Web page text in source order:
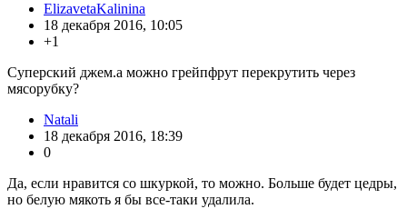
ElizavetaKalinina
18 декабря 2016, 10:05
+1
Суперский джем.а можно грейпфрут перекрутить через
мясорубку?
Natali
18 декабря 2016, 18:39
0
Да, если нравится со шкуркой, то можно. Больше будет цедры,
но белую мякоть я бы все-таки удалила.